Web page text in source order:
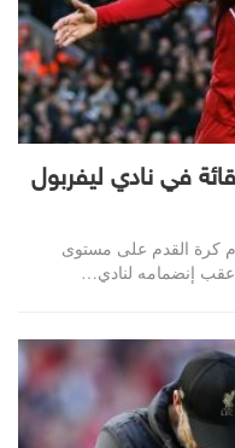
في نادي ليفربول
كرة القدم على مستوى
عقب إنضمامه لنادي…